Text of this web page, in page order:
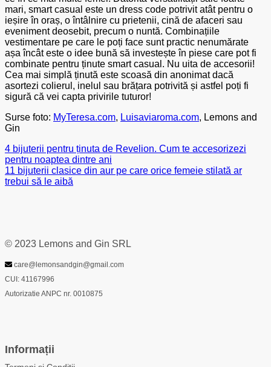
mari, smart casual este un dress code potrivit atât pentru o
ieșire în oraș, o întâlnire cu prietenii, cină de afaceri sau
eveniment deosebit, precum o nuntă. Combinațiile
vestimentare pe care le poți face sunt practic nenumărate
așa încât este o idee bună să investește în piese care pot fi
combinate pentru ținute smart casual. Nu uita de accesorii!
Cea mai simplă ținută este scoasă din anonimat dacă
asortezi colierul, inelul sau brățara potrivită și astfel poți fi
sigură că vei capta privirile tuturor!
Surse foto: MyTeresa.com, Luisaviaroma.com, Lemons and
Gin
4 bijuterii pentru ținuta de Revelion. Cum te accesorizezi
pentru noaptea dintre ani
11 bijuterii clasice din aur pe care orice femeie stilată ar
trebui să le aibă
© 2023 Lemons and Gin SRL
care@lemonsandgin@gmail.com
CUI: 41167996
Autorizatie ANPC nr. 0010875
Informații